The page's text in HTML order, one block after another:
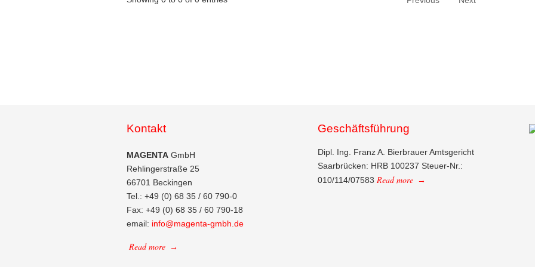
Kontakt
MAGENTA GmbH
Rehlingerstraße 25
66701 Beckingen
Tel.: +49 (0) 68 35 / 60 790-0
Fax: +49 (0) 68 35 / 60 790-18
email: info@magenta-gmbh.de
Read more →
Geschäftsführung
Dipl. Ing. Franz A. Bierbrauer Amtsgericht
Saarbrücken: HRB 100237 Steuer-Nr.:
010/114/07583 Read more →